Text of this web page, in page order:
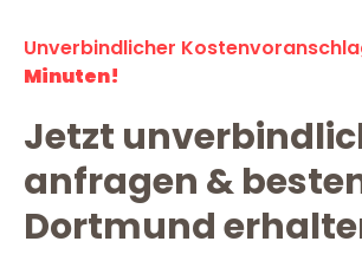
Unverbindlicher
Minuten!
Jetzt
anfragen &
Dortmund